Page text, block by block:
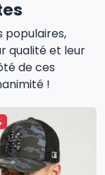
populaires,
qualité et leur
de ces
!